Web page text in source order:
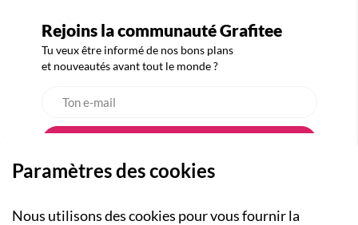
Rejoins la communauté Grafitee
Tu veux être informé de nos bons plans
et nouveautés avant tout le monde ?
Paramètres des cookies
Nous utilisons des cookies pour vous fournir la